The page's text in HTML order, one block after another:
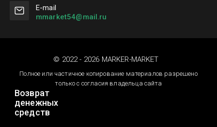
Е-mail
mmarket54@mail.ru
© 2022 - 2026 MARKER-MARKET
Полное или частичное копирование материалов разрешено
только с согласия владельца сайта
Возврат
денежных
средств